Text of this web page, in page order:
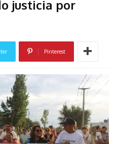
justicia por
Pinterest